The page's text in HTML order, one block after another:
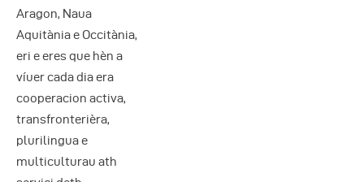
Aragon, Naua
Aquitània e Occitània,
eri e eres que hèn a
víuer cada dia era
cooperacion activa,
transfronterièra,
plurilingua e
multiculturau ath